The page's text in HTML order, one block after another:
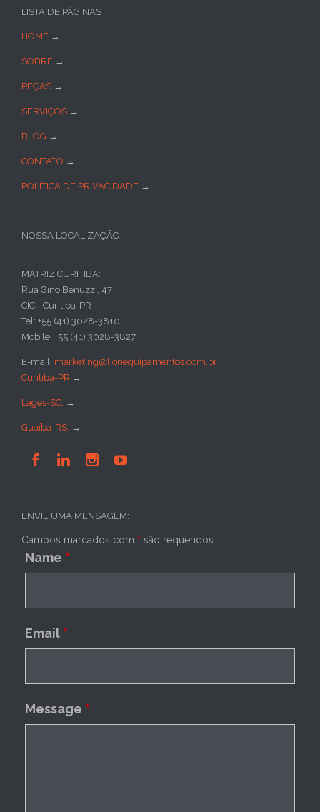
LISTA DE PÁGINAS
HOME →
SOBRE →
PEÇAS →
SERVIÇOS →
BLOG →
CONTATO →
POLÍTICA DE PRIVACIDADE →
NOSSA LOCALIZAÇÃO:
MATRIZ CURITIBA:
Rua Gino Benuzzi, 47
CIC - Curitiba-PR
Tel: +55 (41) 3028-3810
Mobile: +55 (41) 3028-3827
E-mail: marketing@lionequipamentos.com.br
Curitiba-PR →
Lages-SC: →
Guaíba-RS: →
   
ENVIE UMA MENSAGEM:
Campos marcados com * são requeridos
Name *
Email *
Message *